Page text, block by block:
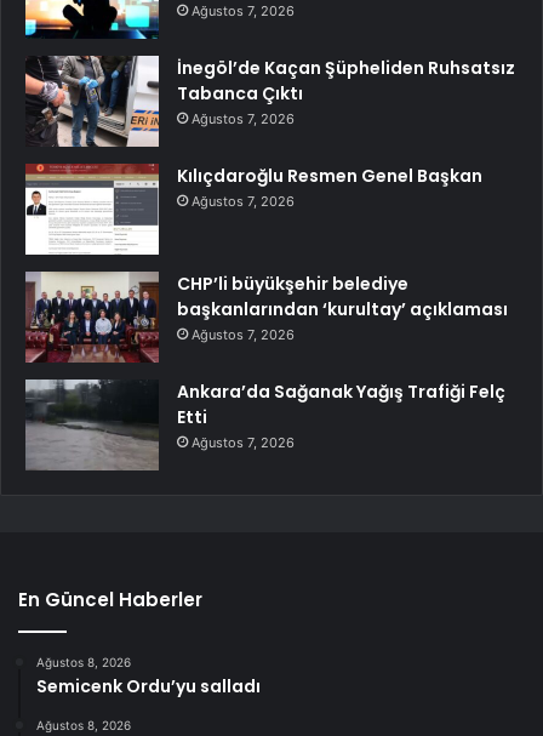
Ağustos 7, 2026
İnegöl’de Kaçan Şüpheliden Ruhsatsız
Tabanca Çıktı
Ağustos 7, 2026
Kılıçdaroğlu Resmen Genel Başkan
Ağustos 7, 2026
CHP’li büyükşehir belediye
başkanlarından ‘kurultay’ açıklaması
Ağustos 7, 2026
Ankara’da Sağanak Yağış Trafiği Felç
Etti
Ağustos 7, 2026
En Güncel Haberler
Ağustos 8, 2026
Semicenk Ordu’yu salladı
Ağustos 8, 2026